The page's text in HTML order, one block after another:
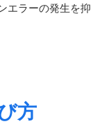
エラーの発生を抑
方